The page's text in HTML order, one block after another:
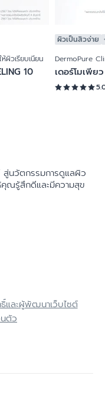
ผิวเรียบเนียน
10
ผิวเป็นสิวง่าย
DermoPure
เดอร์โมเพี
สู่นวัตกรรมการดูแลผิว
ณรู้สึกดีและมีความสุข
และผู้พัฒนาเว็บไซต์
ตัว